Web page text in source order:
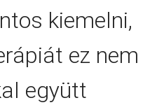
kiemelni,
ez nem
együtt